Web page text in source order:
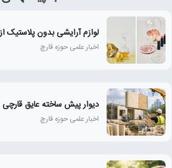
لوازم آرایشی بدون پلاستیک
اخبار علمی حوزه قارچ
دیوار پیش ساخته عایق قارچی
اخبار علمی حوزه قارچ